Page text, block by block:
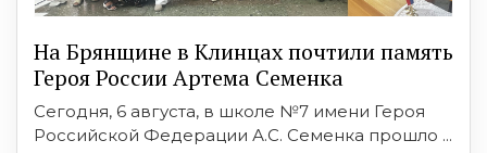
На Брянщине в Клинцах почтили память
Героя России Артема Семенка
Сегодня, 6 августа, в школе №7 имени Героя
Российской Федерации А.С. Семенка прошло ...